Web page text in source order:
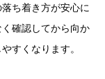
ち着き方が安心に
確認してから向か
すくなります。